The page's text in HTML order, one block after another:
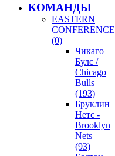
КОМАНДЫ
EASTERN
CONFERENCE
(0)
Чикаго
Булс /
Chicago
Bulls
(193)
Бруклин
Нетс -
Brooklyn
Nets
(93)